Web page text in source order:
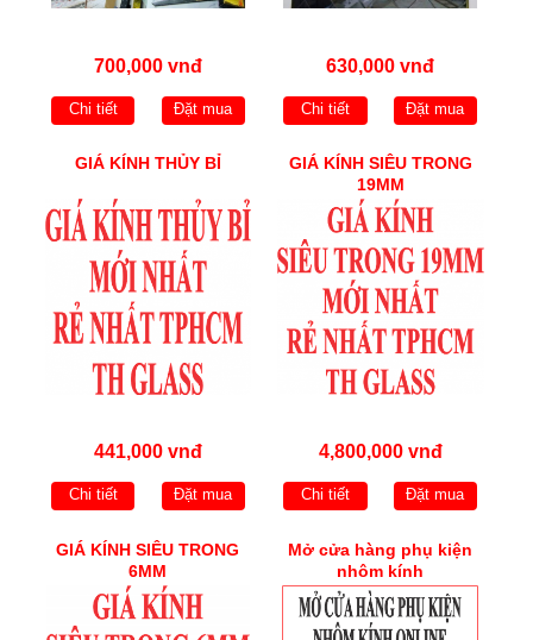
700,000 vnđ
Chi tiết Đặt mua
630,000 vnđ
Chi tiết Đặt mua
GIÁ KÍNH THỦY BỈ
441,000 vnđ
Chi tiết Đặt mua
GIÁ KÍNH SIÊU TRONG
19MM
4,800,000 vnđ
Chi tiết Đặt mua
GIÁ KÍNH SIÊU TRONG
6MM
Mở cửa hàng phụ kiện
nhôm kính